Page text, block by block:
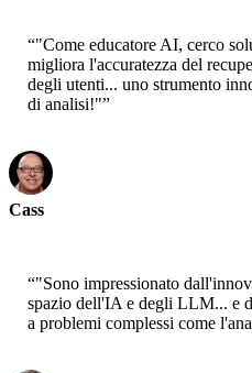
“"Come educatore AI, cerco
migliora l'accuratezza del
degli utenti... uno strumento
di analisi!"”
Cass
“"Sono impressionato
spazio dell'IA e degli LLM... e
a problemi complessi come